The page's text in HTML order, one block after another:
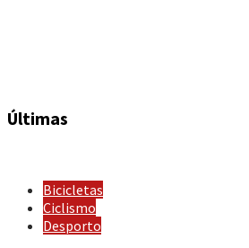
Últimas
Bicicletas
Ciclismo
Desporto